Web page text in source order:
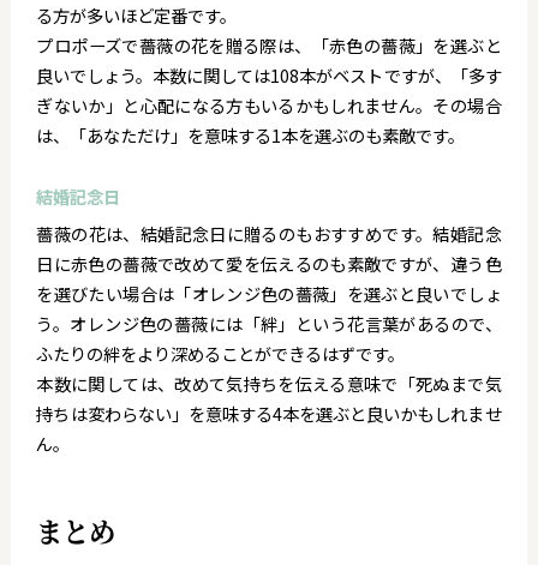
る方が多いほど定番です。
プロポーズで薔薇の花を贈る際は、「赤色の薔薇」を選ぶと
良いでしょう。本数に関しては108本がベストですが、「多す
ぎないか」と心配になる方もいるかもしれません。その場合
は、「あなただけ」を意味する1本を選ぶのも素敵です。
結婚記念日
薔薇の花は、結婚記念日に贈るのもおすすめです。結婚記念
日に赤色の薔薇で改めて愛を伝えるのも素敵ですが、違う色
を選びたい場合は「オレンジ色の薔薇」を選ぶと良いでしょ
う。オレンジ色の薔薇には「絆」という花言葉があるので、
ふたりの絆をより深めることができるはずです。
本数に関しては、改めて気持ちを伝える意味で「死ぬまで気
持ちは変わらない」を意味する4本を選ぶと良いかもしれませ
ん。
まとめ